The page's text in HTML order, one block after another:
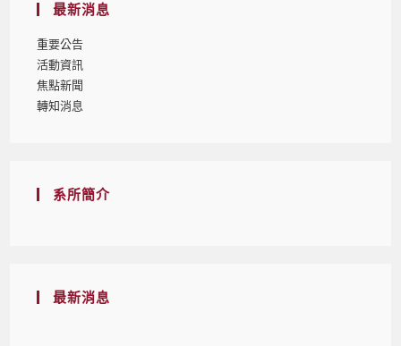
最新消息
重要公告
活動資訊
焦點新聞
轉知消息
系所簡介
最新消息